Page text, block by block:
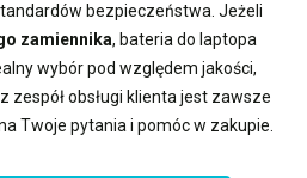
bezpieczeństwa. Jeżeli
zamiennika, bateria do laptopa
wybór pod względem jakości,
zespół obsługi klienta jest zawsze
Twoje pytania i pomóc w zakupie.